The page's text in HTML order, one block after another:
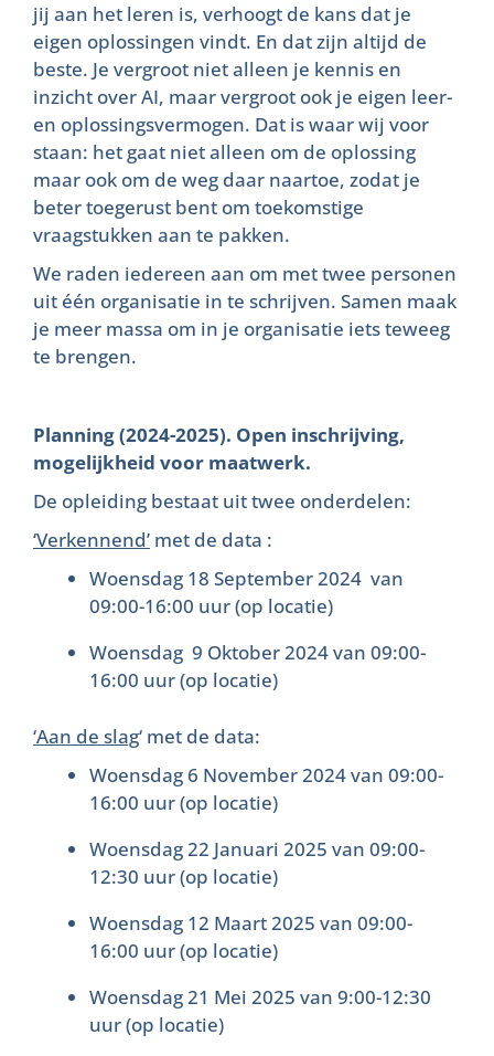
jij aan het leren is, verhoogt de kans dat je
eigen oplossingen vindt. En dat zijn altijd de
beste. Je vergroot niet alleen je kennis en
inzicht over AI, maar vergroot ook je eigen leer-
en oplossingsvermogen. Dat is waar wij voor
staan: het gaat niet alleen om de oplossing
maar ook om de weg daar naartoe, zodat je
beter toegerust bent om toekomstige
vraagstukken aan te pakken.
We raden iedereen aan om met twee personen
uit één organisatie in te schrijven. Samen maak
je meer massa om in je organisatie iets teweeg
te brengen.
Planning (2024-2025). Open inschrijving,
mogelijkheid voor maatwerk.
De opleiding bestaat uit twee onderdelen:
‘Verkennend’ met de data :
Woensdag 18 September 2024 van
09:00-16:00 uur (op locatie)
Woensdag 9 Oktober 2024 van 09:00-
16:00 uur (op locatie)
‘Aan de slag‘ met de data:
Woensdag 6 November 2024 van 09:00-
16:00 uur (op locatie)
Woensdag 22 Januari 2025 van 09:00-
12:30 uur (op locatie)
Woensdag 12 Maart 2025 van 09:00-
16:00 uur (op locatie)
Woensdag 21 Mei 2025 van 9:00-12:30
uur (op locatie)